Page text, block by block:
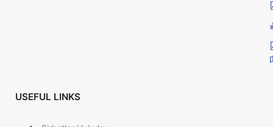
USEFUL LINKS